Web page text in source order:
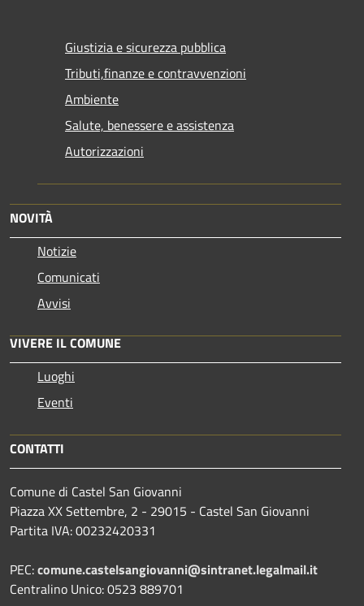
Giustizia e sicurezza pubblica
Tributi,finanze e contravvenzioni
Ambiente
Salute, benessere e assistenza
Autorizzazioni
NOVITÀ
Notizie
Comunicati
Avvisi
VIVERE IL COMUNE
Luoghi
Eventi
CONTATTI
Comune di Castel San Giovanni
Piazza XX Settembre, 2 - 29015 - Castel San Giovanni
Partita IVA: 00232420331
PEC:comune.castelsangiovanni@sintranet.legalmail.it
Centralino Unico: 0523 889701